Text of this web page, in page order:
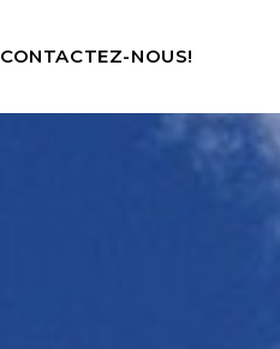
CONTACTEZ-NOUS!